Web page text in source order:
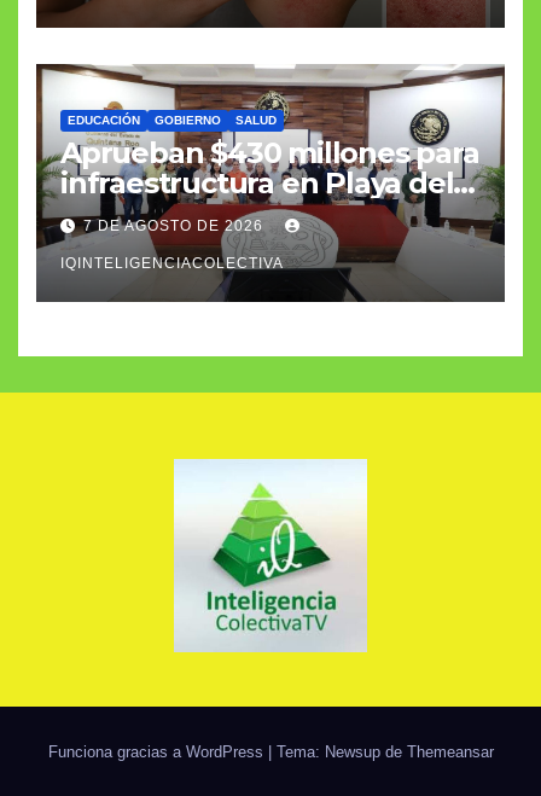
EDUCACIÓN GOBIERNO SALUD
Aprueban $430 millones para
infraestructura en Playa del
Carmen
7 DE AGOSTO DE 2026
IQINTELIGENCIACOLECTIVA
Funciona gracias a WordPress Tema: Newsup de Themeansar